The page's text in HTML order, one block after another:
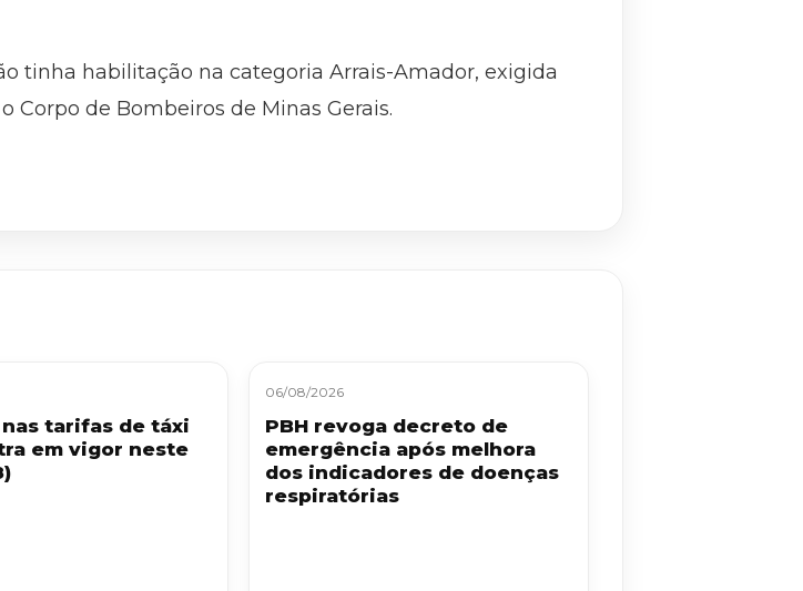
tinha habilitação na categoria Arrais-Amador, exigida
Corpo de Bombeiros de Minas Gerais.
tarifas de táxi
em vigor neste
06/08/2026
PBH revoga decreto de
emergência após melhora
dos indicadores de doenças
respiratórias